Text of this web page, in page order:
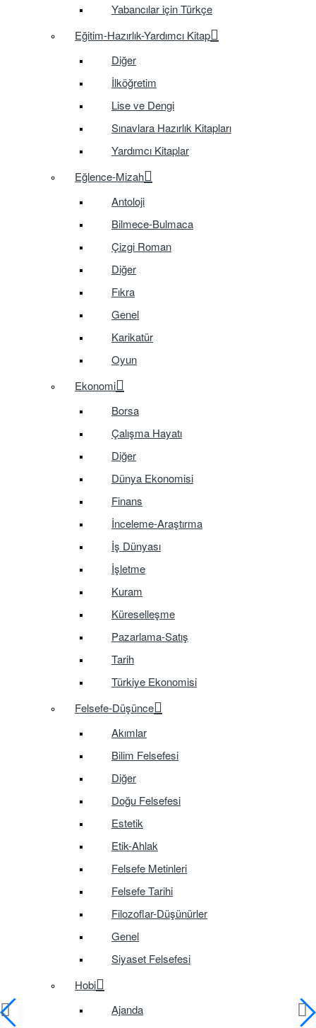
Yabancılar için Türkçe
Eğitim-Hazırlık-Yardımcı Kitap
Diğer
İlköğretim
Lise ve Dengi
Sınavlara Hazırlık Kitapları
Yardımcı Kitaplar
Eğlence-Mizah
Antoloji
Bilmece-Bulmaca
Çizgi Roman
Diğer
Fıkra
Genel
Karikatür
Oyun
Ekonomi
Borsa
Çalışma Hayatı
Diğer
Dünya Ekonomisi
Finans
İnceleme-Araştırma
İş Dünyası
İşletme
Kuram
Küreselleşme
Pazarlama-Satış
Tarih
Türkiye Ekonomisi
Felsefe-Düşünce
Akımlar
Bilim Felsefesi
Diğer
Doğu Felsefesi
Estetik
Etik-Ahlak
Felsefe Metinleri
Felsefe Tarihi
Filozoflar-Düşünürler
Genel
Siyaset Felsefesi
Hobi
Ajanda